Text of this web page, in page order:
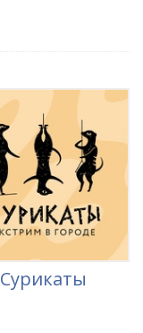
Сурикаты